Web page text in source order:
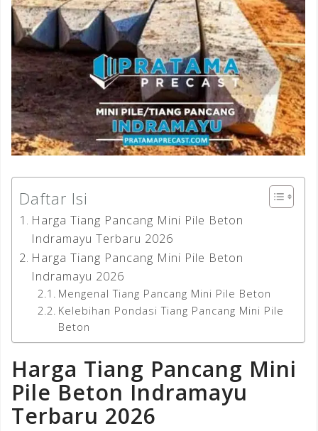
Daftar Isi
Harga Tiang Pancang Mini Pile Beton
Indramayu Terbaru 2026
Harga Tiang Pancang Mini Pile Beton
Indramayu 2026
Mengenal Tiang Pancang Mini Pile Beton
Kelebihan Pondasi Tiang Pancang Mini Pile
Beton
Harga Tiang Pancang Mini
Pile Beton Indramayu
Terbaru 2026